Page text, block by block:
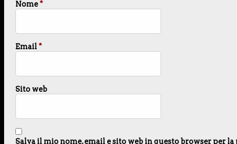
Nome*
Email*
Sito web
Salva il mio nome, email e sito web in questo browser per